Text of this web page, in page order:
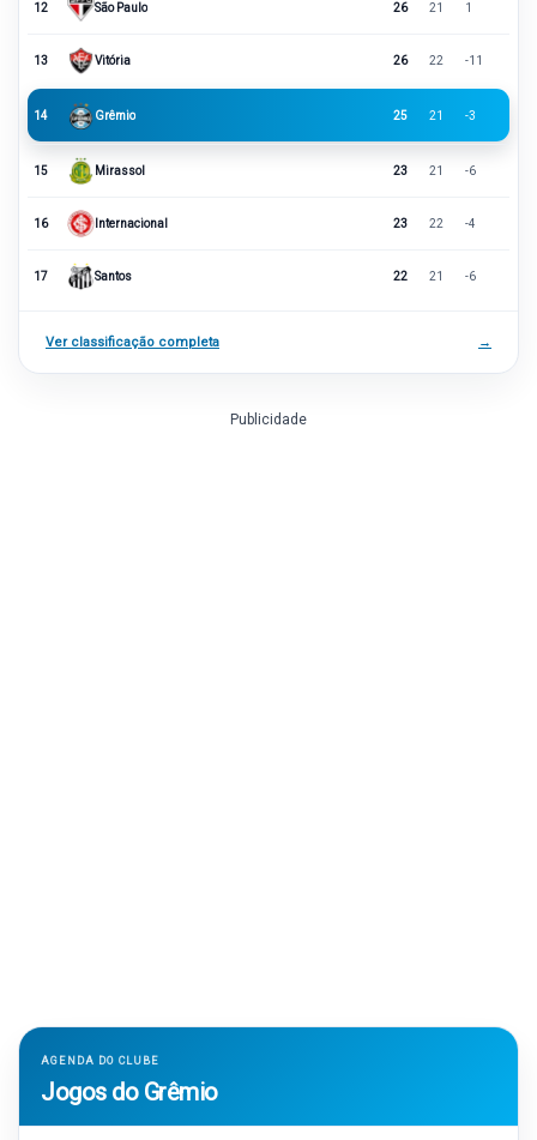
12 São Paulo 26 21 1
13 Vitória 26 22 -11
14 Grêmio 25 21 -3
15 Mirassol 23 21 -6
16 Internacional 23 22 -4
17 Santos 22 21 -6
Ver classificação completa →
Publicidade
AGENDA DO CLUBE
Jogos do Grêmio